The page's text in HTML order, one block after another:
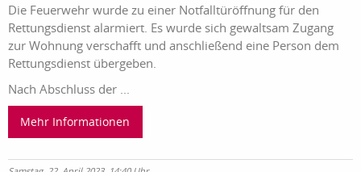
Die Feuerwehr wurde zu einer Notfalltüröffnung für den
Rettungsdienst alarmiert. Es wurde sich gewaltsam Zugang
zur Wohnung verschafft und anschließend eine Person dem
Rettungsdienst übergeben.
Nach Abschluss der ...
Mehr Informationen